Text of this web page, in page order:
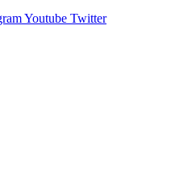
Youtube Twitter